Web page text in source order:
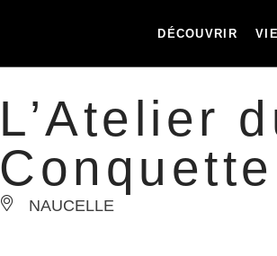
DÉCOUVRIR
L’Atelier
Conquette
NAUCELLE